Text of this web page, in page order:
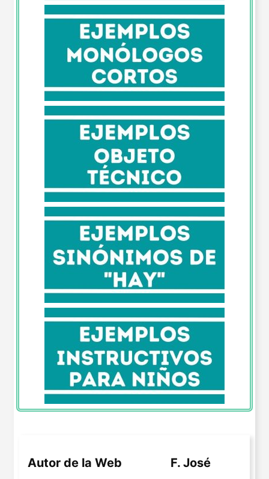
Autor de la Web F. José